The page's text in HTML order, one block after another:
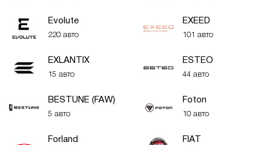
Evolute
220 авто
EXEED
101 авто
EXLANTIX
15 авто
ESTEO
44 авто
BESTUNE (FAW)
5 авто
Foton
10 авто
Forland FIAT